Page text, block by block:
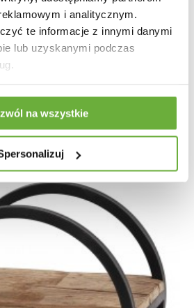
i analitycznym.
te informacje z innymi danymi
lub uzyskanymi podczas
na wszystkie
30 CM